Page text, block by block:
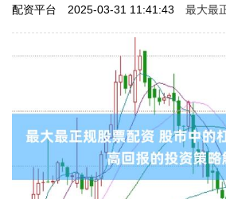
配资平台 2025-03-31 11:41:43 最大最